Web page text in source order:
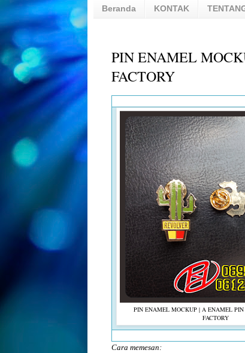
Beranda KONTAK
PIN ENAMEL
FACTORY
PIN ENAMEL MOCKUP | A ENAMEL
FACTORY
Cara memesan: